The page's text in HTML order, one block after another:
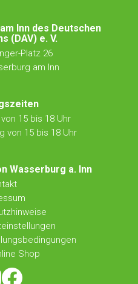
Inn des Deutschen
(DAV) e. V.
Platz 26
am Inn
15 bis 18 Uhr
von 15 bis 18 Uhr
Wasserburg a. Inn
Shop